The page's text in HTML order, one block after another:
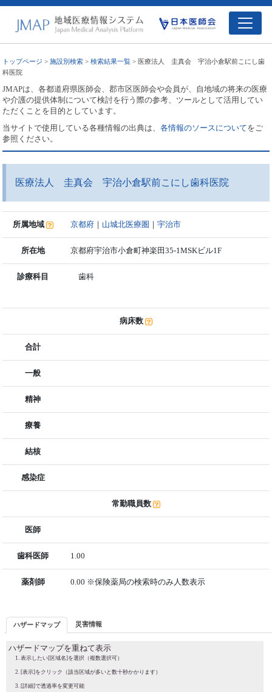
トップページ >施設別検索 >検索結果一覧 > 医療法人 圭真会 宇治小倉駅前こにし歯
科医院
JMAPは、各都道府県医師会、郡市区医師会や会員が、自地域の将来の医療
や介護の提供体制について検討を行う際の参考、ツールとして活用してい
ただくことを目的としています。
当サイトで使用している各種情報の出典は、各情報のソースについてをご
参照ください。
医療法人 圭真会 宇治小倉駅前こにし歯科医院
所属地域 京都府 ｜ 山城北医療圏 ｜宇治市
所在地 京都府宇治市小倉町神楽田35-1MSKビル1F
診療科目 歯科
病床数
合計
一般
精神
療養
結核
感染症
常勤職員数
医師
歯科医師 1.00
薬剤師 0.00 ※保険薬局の検索時のみ人数表示
ハザードマップ 災害情報
ハザードマップを重ねて表示
表示したい[区域名]を選択（複数選択可）
[表示]をクリック（該当区域が多いと数十秒かかります）
[詳細]で透過率を変更可能